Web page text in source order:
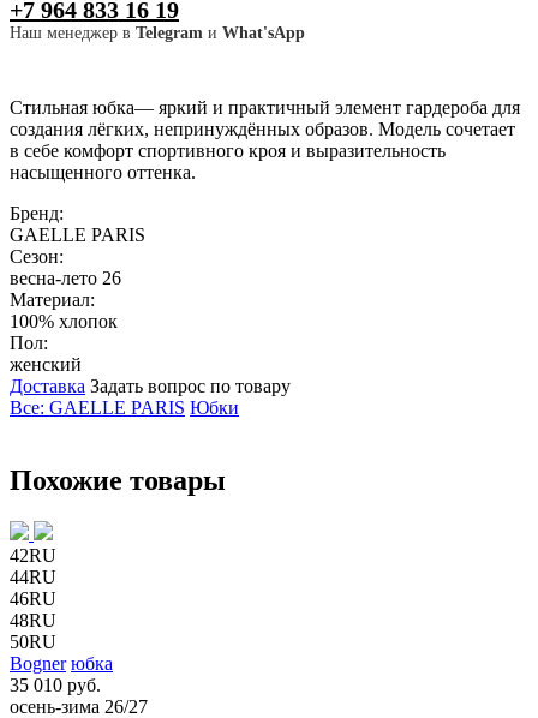
+7 964 833 16 19
Наш менеджер в Telegram и What'sApp
Стильная юбка— яркий и практичный элемент гардероба для
создания лёгких, непринуждённых образов. Модель сочетает
в себе комфорт спортивного кроя и выразительность
насыщенного оттенка.
Бренд:
GAELLE PARIS
Сезон:
весна-лето 26
Материал:
100% хлопок
Пол:
женский
Доставка Задать вопрос по товару
Все: GAELLE PARIS Юбки
Похожие товары
42RU
44RU
46RU
48RU
50RU
Bogner юбка
35 010 руб.
осень-зима 26/27